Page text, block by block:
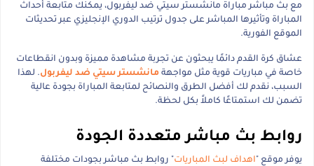
مع بث مباشر مباراة مانشستر سيتي ضد ليفربول، يمكنك متابعة أحداث
المباراة وتأثيرها المباشر على جدول ترتيب الدوري الإنجليزي عبر تحديثات
الموقع الفورية.
عشاق كرة القدم دائمًا يبحثون عن تجربة مشاهدة مميزة وبدون انقطاعات
خاصة في مباريات قوية مثل مواجهة مانشستر سيتي ضد ليفربول. لهذا
السبب، نقدم لك أفضل الطرق والنصائح لمتابعة المباراة بجودة عالية
تضمن لك استمتاعًا كاملاً بكل لحظة.
روابط بث مباشر متعددة الجودة
يوفر موقع "اهداف لبث المباريات" روابط بث مباشر بجودات مختلفة